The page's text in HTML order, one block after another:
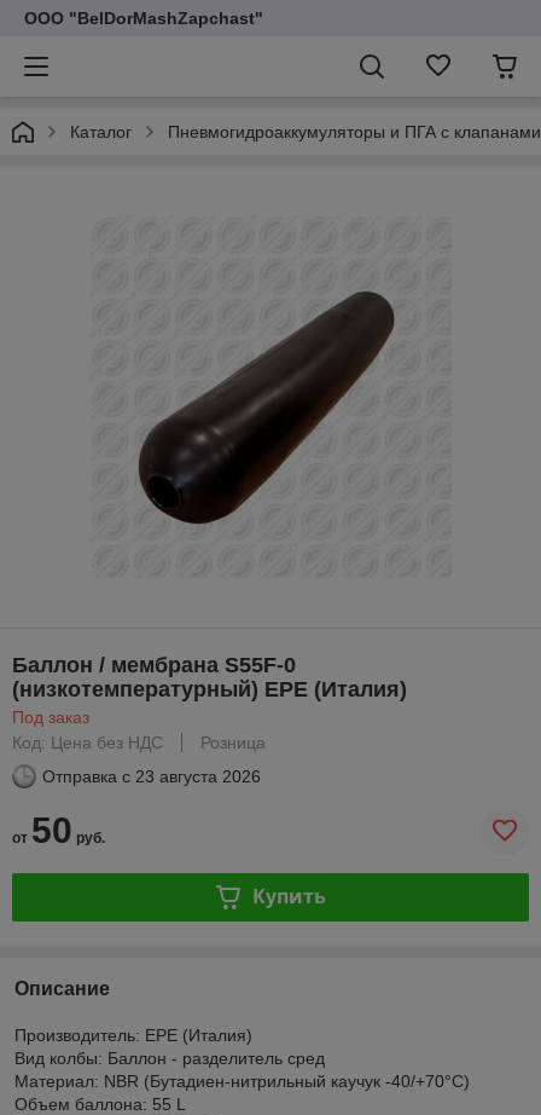
ООО "BelDorMashZapchast"
Каталог Пневмогидроаккумуляторы и ПГА с
Баллон / мембрана S55F-0
(низкотемпературный) EPE (Италия)
Под заказ
Код: Цена без НДС
Розница
Отправка с 23 августа 2026
от 50 руб.
Купить
Описание
Производитель: EPE (Италия)
Вид колбы: Баллон - разделитель сред
Материал: NBR (Бутадиен-нитрильный каучук -40/+70°С)
Объем баллона: 55 L